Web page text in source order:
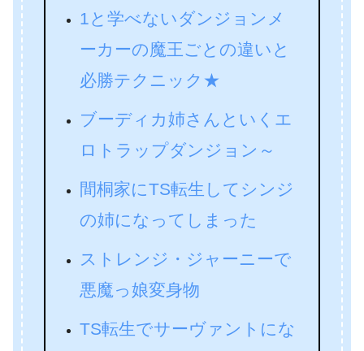
1と学べないダンジョンメ
ーカーの魔王ごとの違いと
必勝テクニック★
ブーディカ姉さんといくエ
ロトラップダンジョン～
間桐家にTS転生してシンジ
の姉になってしまった
ストレンジ・ジャーニーで
悪魔っ娘変身物
TS転生でサーヴァントにな